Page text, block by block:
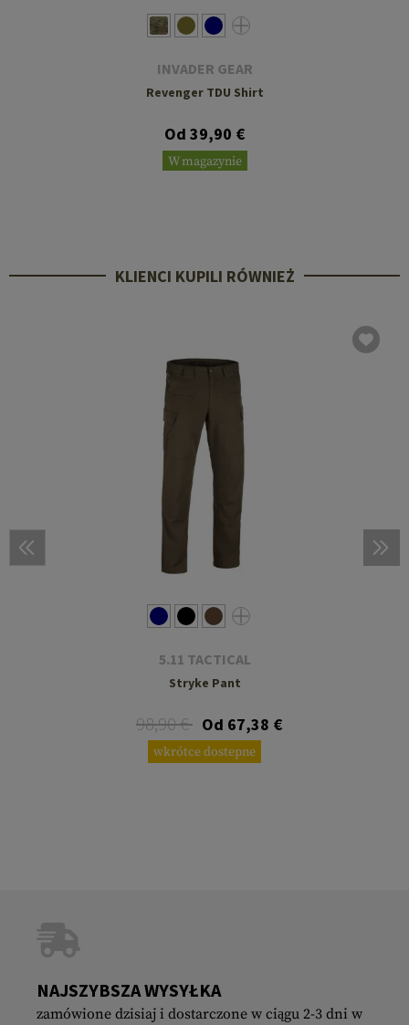
INVADER GEAR
Revenger TDU Shirt
Od 39,90 €
W magazynie
KLIENCI KUPILI RÓWNIEŻ
5.11 TACTICAL
Stryke Pant
98,90 € Od 67,38 €
wkrótce dostepne
NAJSZYBSZA WYSYŁKA
zamówione dzisiaj i dostarczone w ciągu 2-3 dni w